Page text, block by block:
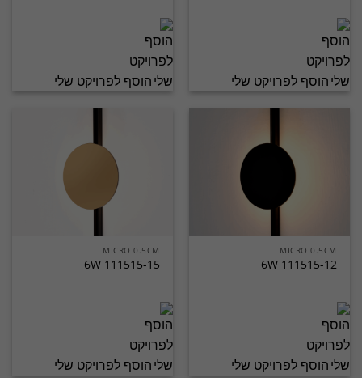
הוסף לפרויקט שלי הוסף לפרויקט שלי
MICRO 0.5CM
6W 111515-12
הוסף לפרויקט שלי
MICRO 0.5CM
6W 111515-15
הוסף לפרויקט שלי